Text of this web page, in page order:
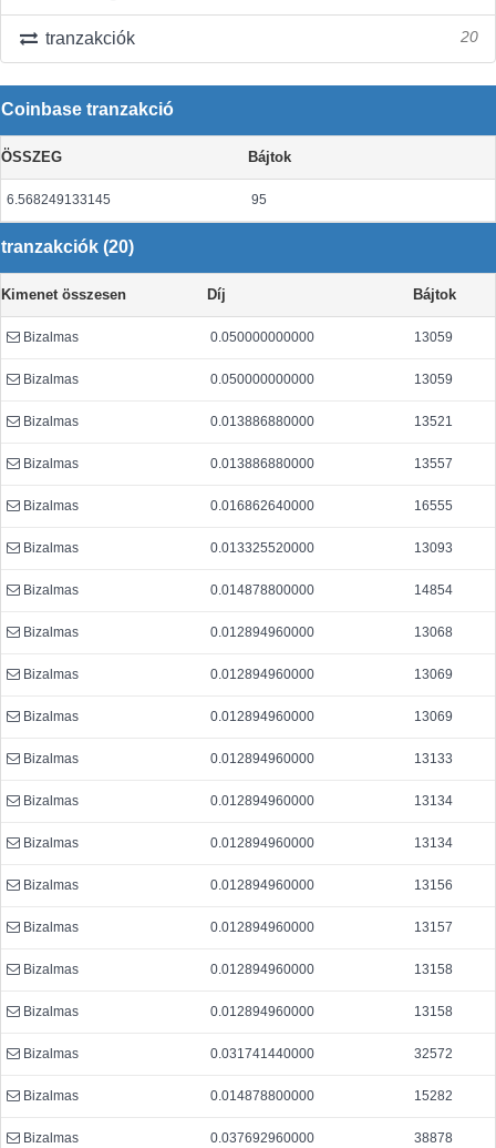
tranzakciók 20
Coinbase tranzakció
ÖSSZEG Bájtok
6.568249133145 95
tranzakciók (20)
Kimenet összesen Díj Bájtok
Bizalmas 0.050000000000 13059
Bizalmas 0.050000000000 13059
Bizalmas 0.013886880000 13521
Bizalmas 0.013886880000 13557
Bizalmas 0.016862640000 16555
Bizalmas 0.013325520000 13093
Bizalmas 0.014878800000 14854
Bizalmas 0.012894960000 13068
Bizalmas 0.012894960000 13069
Bizalmas 0.012894960000 13069
Bizalmas 0.012894960000 13133
Bizalmas 0.012894960000 13134
Bizalmas 0.012894960000 13134
Bizalmas 0.012894960000 13156
Bizalmas 0.012894960000 13157
Bizalmas 0.012894960000 13158
Bizalmas 0.012894960000 13158
Bizalmas 0.031741440000 32572
Bizalmas 0.014878800000 15282
Bizalmas 0.037692960000 38878